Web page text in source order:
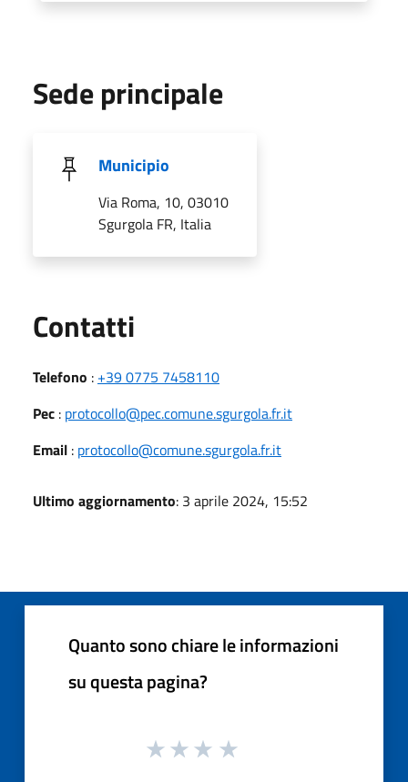
Sede principale
Municipio
Via Roma, 10, 03010
Sgurgola FR, Italia
Contatti
Telefono : +39 0775 7458110
Pec : protocollo@pec.comune.sgurgola.fr.it
Email : protocollo@comune.sgurgola.fr.it
Ultimo aggiornamento: 3 aprile 2024, 15:52
Quanto sono chiare le informazioni
su questa pagina?